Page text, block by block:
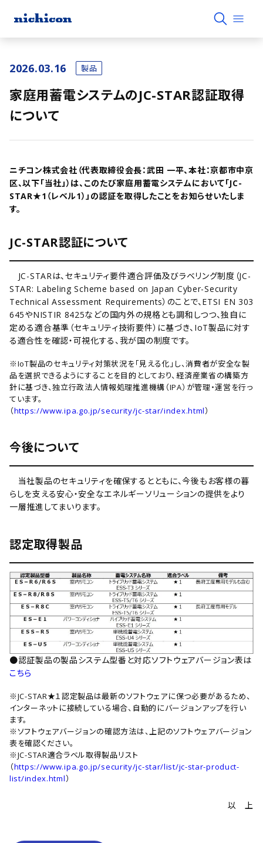
2026.03.16 製品
家庭用蓄電システムのJC-STAR認証取得
について
ニチコン株式会社（代表取締役会長：武田 一平、本社：京都市中京
区、以下「当社」）は、このたび家庭用蓄電システムにおいて「JC-
STAR★1（レベル1）」の認証を取得したことをお知らせいたしま
す。
JC-STAR認証について
JC-STARは、セキュリティ要件適合評価及びラベリング制度（JC-
STAR: Labeling Scheme based on Japan Cyber-Security
Technical Assessment Requirements）のことで、ETSI EN 303
645やNISTIR 8425などの国内外の規格とも調和しつつ、独自に
定める適合基準（セキュリティ技術要件）に基づき、IoT製品に対す
る適合性を確認・可視化する、我が国の制度です。
※IoT製品のセキュリティ対策状況を「見える化」し、消費者が安全な製
品を選択できるようにすることを目的としており、経済産業省の構築方
針に基づき、独立行政法人情報処理推進機構（IPA）が管理・運営を行っ
ています。
（https://www.ipa.go.jp/security/jc-star/index.html）
今後について
当社製品のセキュリティを確保するとともに、今後もお客様の暮
らしを支える安心・安全なエネルギーソリューションの提供をより
一層推進してまいります。
認定取得製品
●認証製品の製品システム型番と対応ソフトウェアバージョン表は
こちら
※JC-STAR★１認定製品は最新のソフトウェアに保つ必要があるため、
インターネットに接続している場合、自動的にバージョンアップを行い
ます。
※ソフトウェアバージョンの確認方法は、上記のソフトウェアバージョン
表を確認ください。
※JC-STAR適合ラベル取得製品リスト
（https://www.ipa.go.jp/security/jc-star/list/jc-star-product-
list/index.html）
以 上